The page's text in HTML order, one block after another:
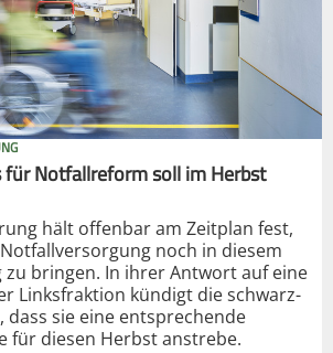
für Notfallreform soll im Herbst
hält offenbar am Zeitplan fest,
noch in diesem
zu bringen. In ihrer Antwort auf eine
Linksfraktion kündigt die schwarz-
dass sie eine entsprechende
für diesen Herbst anstrebe.